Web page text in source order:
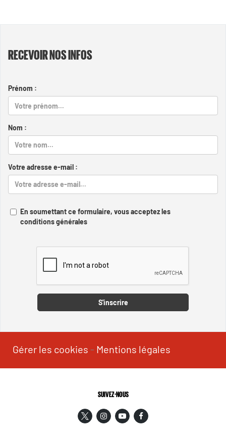
RECEVOIR NOS INFOS
Prénom :
Nom :
Votre adresse e-mail :
En soumettant ce formulaire, vous acceptez les
conditions générales
S'inscrire
Gérer les cookies - Mentions légales
SUIVEZ-NOUS